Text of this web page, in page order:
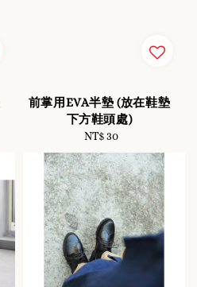
前掌用EVA半墊 (放在鞋墊
下方鞋頭處)
Regular
price
NT$ 30